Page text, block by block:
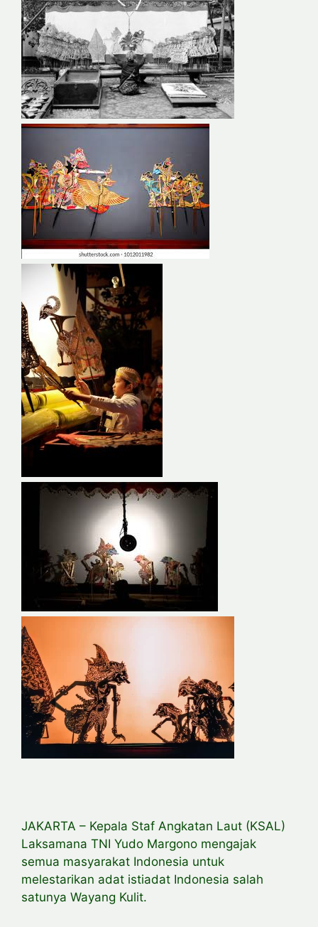
JAKARTA – Kepala Staf Angkatan Laut (KSAL)
Laksamana TNI Yudo Margono mengajak
semua masyarakat Indonesia untuk
melestarikan adat istiadat Indonesia salah
satunya Wayang Kulit.